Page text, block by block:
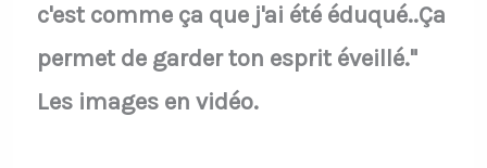
c'est comme ça que j'ai été éduqué..Ça
permet de garder ton esprit éveillé."
Les images en vidéo.